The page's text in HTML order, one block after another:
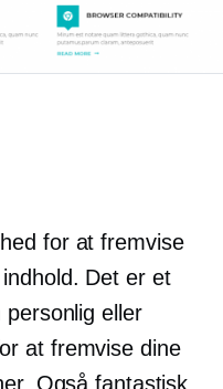
for at fremvise
Det er et
eller
at fremvise dine
Også fantastisk